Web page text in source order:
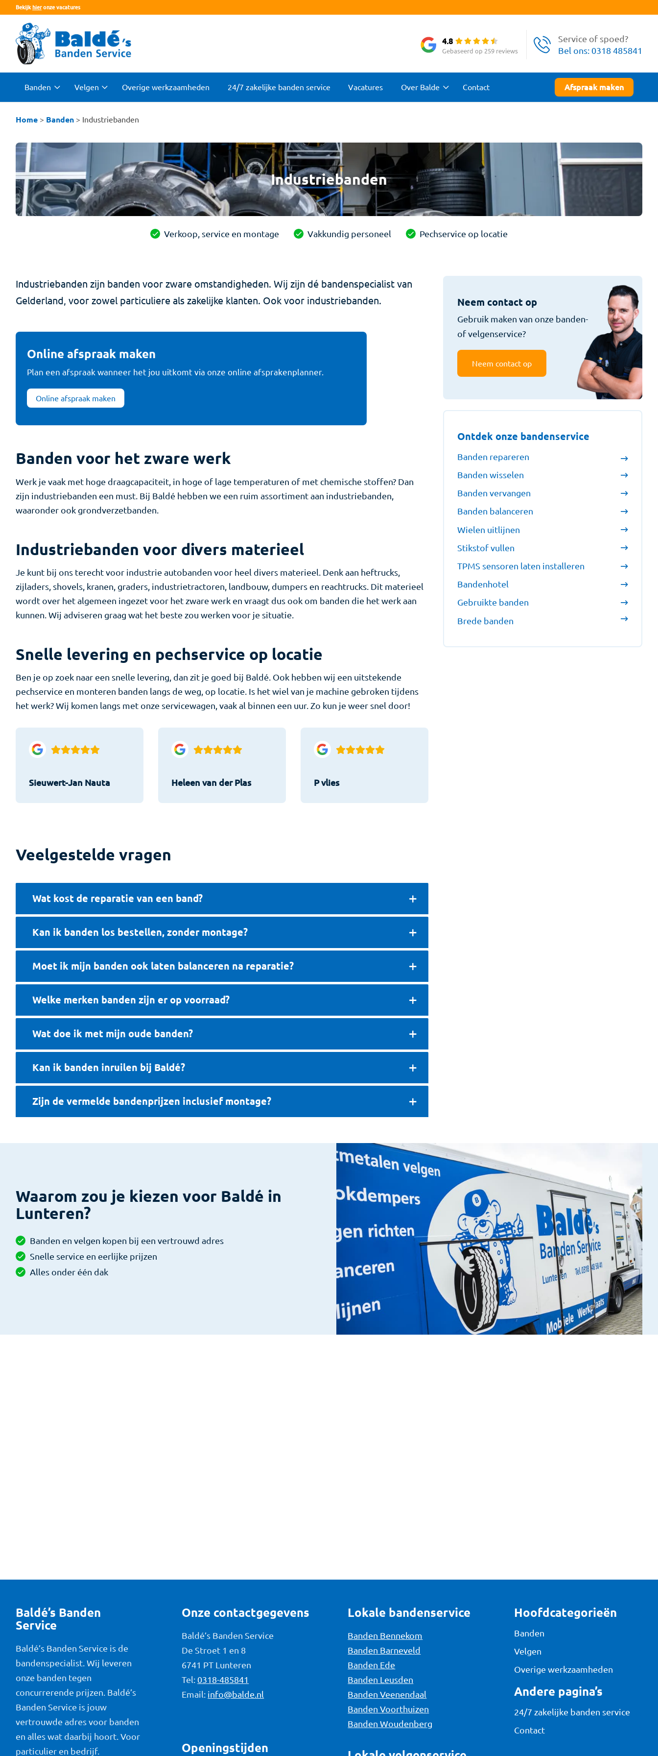
Bekijk hieronze vacatures
4.8
Gebaseerd op 259 reviews
Service of spoed?
Bel ons: 0318 485841
Banden Velgen Overige werkzaamheden 24/7 zakelijke banden service Vacatures Over Balde Contact Afspraak maken
Home > Banden > Industriebanden
Industriebanden
Verkoop, service en montage Vakkundig personeel Pechservice op locatie
Industriebanden zijn banden voor zware omstandigheden. Wij zijn dé bandenspecialist van
Gelderland, voor zowel particuliere als zakelijke klanten. Ook voor industriebanden.
Online afspraak maken
Plan een afspraak wanneer het jou uitkomt via onze online afsprakenplanner.
Online afspraak maken
Banden voor het zware werk
Werk je vaak met hoge draagcapaciteit, in hoge of lage temperaturen of met chemische stoffen? Dan
zijn industriebanden een must. Bij Baldé hebben we een ruim assortiment aan industriebanden,
waaronder ook grondverzetbanden.
Industriebanden voor divers materieel
Je kunt bij ons terecht voor industrie autobanden voor heel divers materieel. Denk aan heftrucks,
zijladers, shovels, kranen, graders, industrietractoren, landbouw, dumpers en reachtrucks. Dit materieel
wordt over het algemeen ingezet voor het zware werk en vraagt dus ook om banden die het werk aan
kunnen. Wij adviseren graag wat het beste zou werken voor je situatie.
Snelle levering en pechservice op locatie
Ben je op zoek naar een snelle levering, dan zit je goed bij Baldé. Ook hebben wij een uitstekende
pechservice en monteren banden langs de weg, op locatie. Is het wiel van je machine gebroken tijdens
het werk? Wij komen langs met onze servicewagen, vaak al binnen een uur. Zo kun je weer snel door!
Sieuwert-Jan Nauta Heleen van der Plas P vlies
Veelgestelde vragen
Wat kost de reparatie van een band?
Kan ik banden los bestellen, zonder montage?
Moet ik mijn banden ook laten balanceren na reparatie?
Welke merken banden zijn er op voorraad?
Wat doe ik met mijn oude banden?
Kan ik banden inruilen bij Baldé?
Zijn de vermelde bandenprijzen inclusief montage?
Neem contact op
Gebruik maken van onze banden-
of velgenservice?
Neem contact op
Ontdek onze bandenservice
Banden repareren
Banden wisselen
Banden vervangen
Banden balanceren
Wielen uitlijnen
Stikstof vullen
TPMS sensoren laten installeren
Bandenhotel
Gebruikte banden
Brede banden
Waarom zou je kiezen voor Baldé in
Lunteren?
Banden en velgen kopen bij een vertrouwd adres
Snelle service en eerlijke prijzen
Alles onder één dak
Baldé’s Banden
Service
Baldé’s Banden Service is de
bandenspecialist. Wij leveren
onze banden tegen
concurrerende prijzen. Baldé’s
Banden Service is jouw
vertrouwde adres voor banden
en alles wat daarbij hoort. Voor
particulier en bedrijf.
Onze contactgegevens
Baldé’s Banden Service
De Stroet 1 en 8
6741 PT Lunteren
Tel: 0318-485841
Email: info@balde.nl
Openingstijden
Lokale bandenservice
Banden Bennekom
Banden Barneveld
Banden Ede
Banden Leusden
Banden Veenendaal
Banden Voorthuizen
Banden Woudenberg
Hoofdcategorieën
Banden
Velgen
Overige werkzaamheden
Andere pagina’s
24/7 zakelijke banden service
Contact